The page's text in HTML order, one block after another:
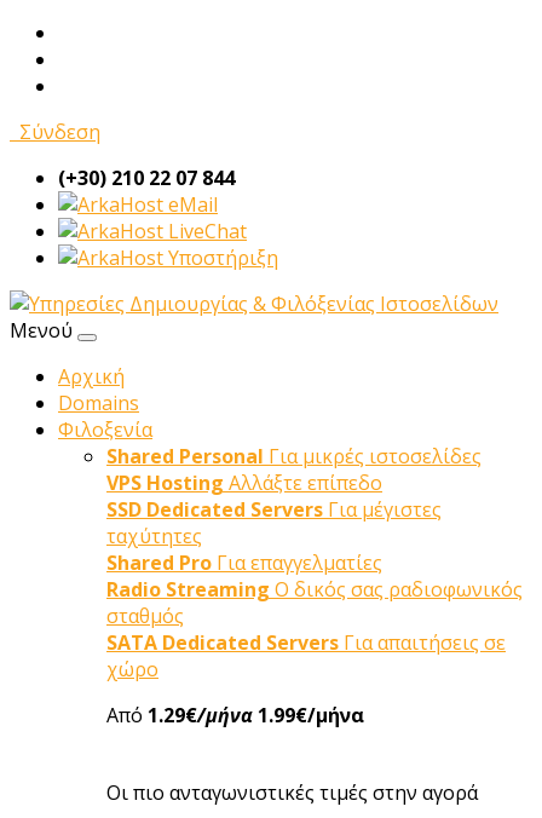
Σύνδεση
(+30) 210 22 07 844
eMail
LiveChat
Υποστήριξη
Μενού
Αρχική
Domains
Φιλοξενία
Shared Personal Για μικρές ιστοσελίδες
VPS Hosting Αλλάξτε επίπεδο
SSD Dedicated Servers Για μέγιστες
ταχύτητες
Shared Pro Για επαγγελματίες
Radio Streaming Ο δικός σας ραδιοφωνικός
σταθμός
SATA Dedicated Servers Για απαιτήσεις σε
χώρο
Από 1.29€/μήνα 1.99€/μήνα
Οι πιο ανταγωνιστικές τιμές στην αγορά